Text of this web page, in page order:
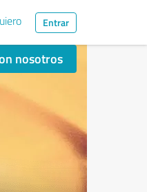
Entrar
nosotros